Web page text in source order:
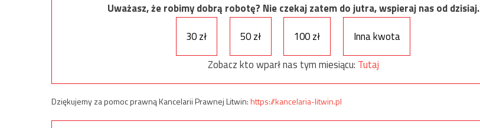
Uważasz, że robimy dobrą robotę? Nie czekaj zatem do jutra, wspieraj nas od dzisiaj.
30 zł
50 zł 100 zł
Inna kwota
Zobacz kto wparł nas tym miesiącu: Tutaj
Dziękujemy za pomoc prawną Kancelarii Prawnej Litwin:https://kancelaria-litwin.pl